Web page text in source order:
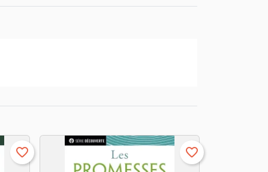
favorite_border favorite_border